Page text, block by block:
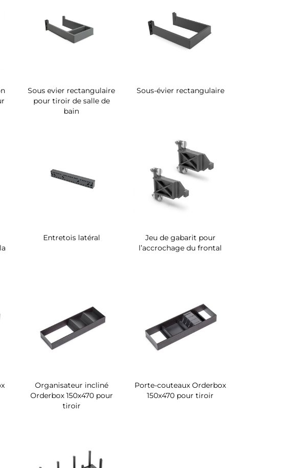
Sous evier rectangulaire
pour tiroir de salle de
bain
Sous-évier rectangulaire
Entretois latéral
Jeu de gabarit pour
l’accrochage du frontal
Organisateur incliné
Orderbox 150x470 pour
tiroir
Porte-couteaux Orderbox
150x470 pour tiroir